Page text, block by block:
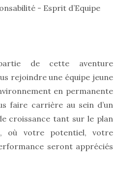
- Esprit d’Equipe
de cette aventure
rejoindre une équipe jeune
en permanente
faire carrière au sein d’un
croissance tant sur le plan
où votre potentiel, votre
seront appréciés